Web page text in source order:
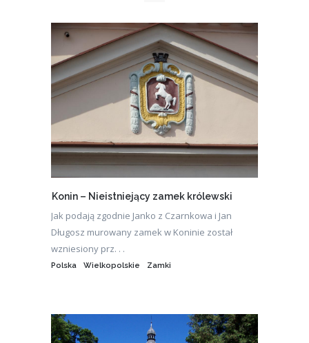
Konin – Nieistniejący zamek królewski
Jak podają zgodnie Janko z Czarnkowa i Jan
Długosz murowany zamek w Koninie został
wzniesiony prz. . .
Polska Wielkopolskie Zamki